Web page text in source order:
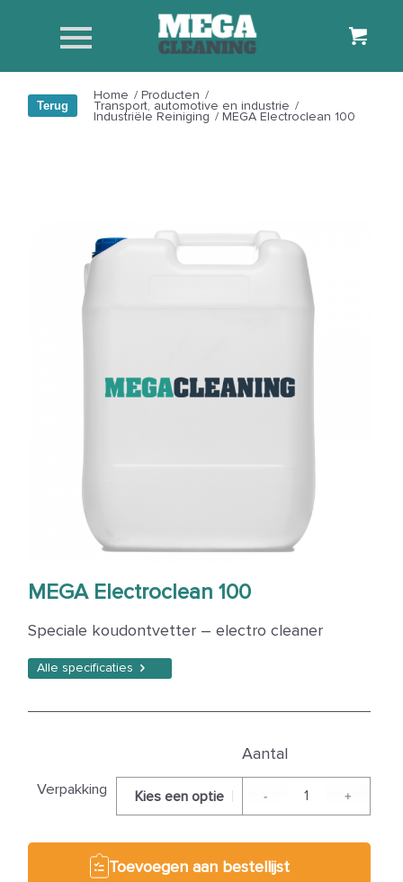
Home / Producten /
Transport, automotive en industrie /
Industriële Reiniging / MEGA Electroclean 100
MEGA Electroclean 100
Speciale koudontvetter – electro cleaner
Alle specificaties
Verpakking
Toevoegen aan bestellijst